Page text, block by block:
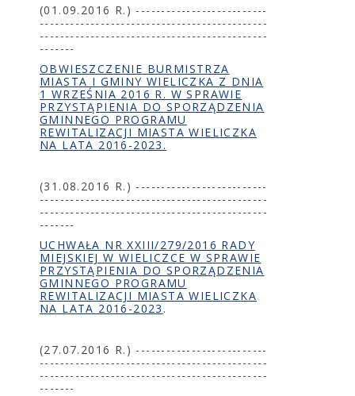
(01.09.2016 R.) --------------------------
---------------------------------------------
---------------------------------------------
-------
OBWIESZCZENIE BURMISTRZA
MIASTA I GMINY WIELICZKA Z DNIA
1 WRZEŚNIA 2016 R. W SPRAWIE
PRZYSTĄPIENIA DO SPORZĄDZENIA
GMINNEGO PROGRAMU
REWITALIZACJI MIASTA WIELICZKA
NA LATA 2016-2023.
(31.08.2016 R.) --------------------------
---------------------------------------------
---------------------------------------------
-------
UCHWAŁA NR XXIII/279/2016 RADY
MIEJSKIEJ W WIELICZCE W SPRAWIE
PRZYSTĄPIENIA DO SPORZĄDZENIA
GMINNEGO PROGRAMU
REWITALIZACJI MIASTA WIELICZKA
NA LATA 2016-2023 .
(27.07.2016 R.) --------------------------
---------------------------------------------
---------------------------------------------
-------